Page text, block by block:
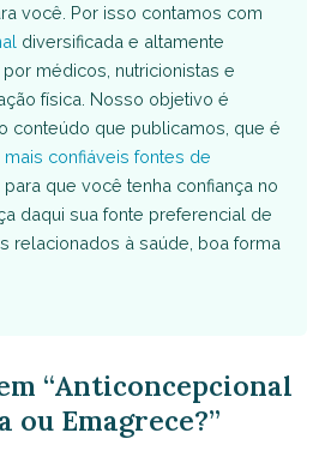
você. Por isso contamos com
diversificada e altamente
médicos, nutricionistas e
física. Nosso objetivo é
conteúdo que publicamos, que é
mais confiáveis fontes de
para que você tenha confiança no
daqui sua fonte preferencial de
relacionados à saúde, boa forma
“Anticoncepcional
ou Emagrece?”